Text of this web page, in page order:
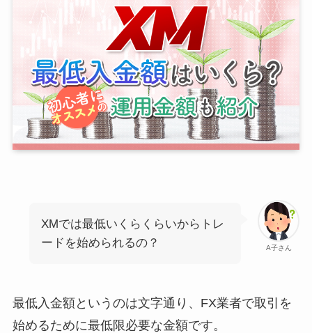
A子さん
XMでは最低いくらくらいからトレ
ードを始められるの？
最低入金額というのは文字通り、FX業者で取引を
始めるために最低限必要な金額です。